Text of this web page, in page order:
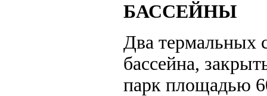
БАССЕЙНЫ
Два термальных
бассейна,
парк площадью